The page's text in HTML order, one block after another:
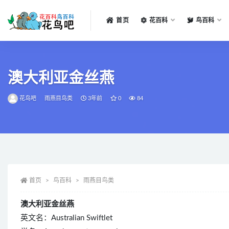
首页 花百科 鸟百科
澳大利亚金丝燕
花鸟吧 雨燕目鸟类 3年前 0 84
首页 鸟百科 雨燕目鸟类
澳大利亚金丝燕
英文名：Australian Swiftlet